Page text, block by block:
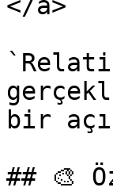
bir
## 🎨